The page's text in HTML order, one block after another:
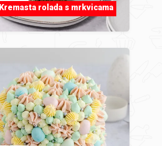
Kremasta rolada s mrkvicama